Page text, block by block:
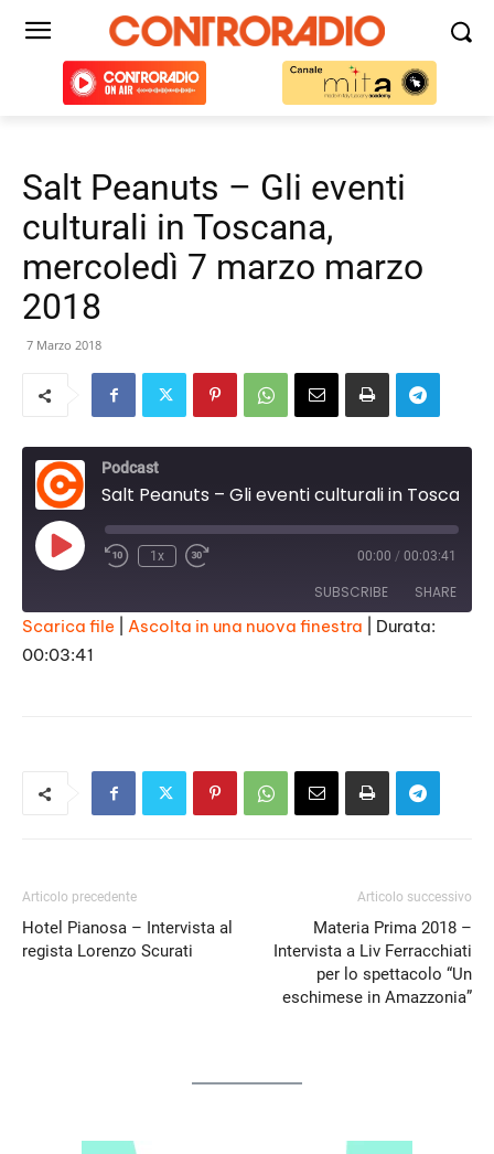
Salt Peanuts – Gli eventi
culturali in Toscana,
mercoledì 7 marzo marzo
2018
7 Marzo 2018
Podcast
Play
Episode
1x 00:00 / 00:03:41
SUBSCRIBE SHARE
SHARE
Scarica file Ascolta in una nuova finestra
Durata:
00:03:41
Articolo precedente
Hotel Pianosa – Intervista al
regista Lorenzo Scurati
Articolo successivo
Materia Prima 2018 –
Intervista a Liv Ferracchiati
per lo spettacolo “Un
eschimese in Amazzonia”